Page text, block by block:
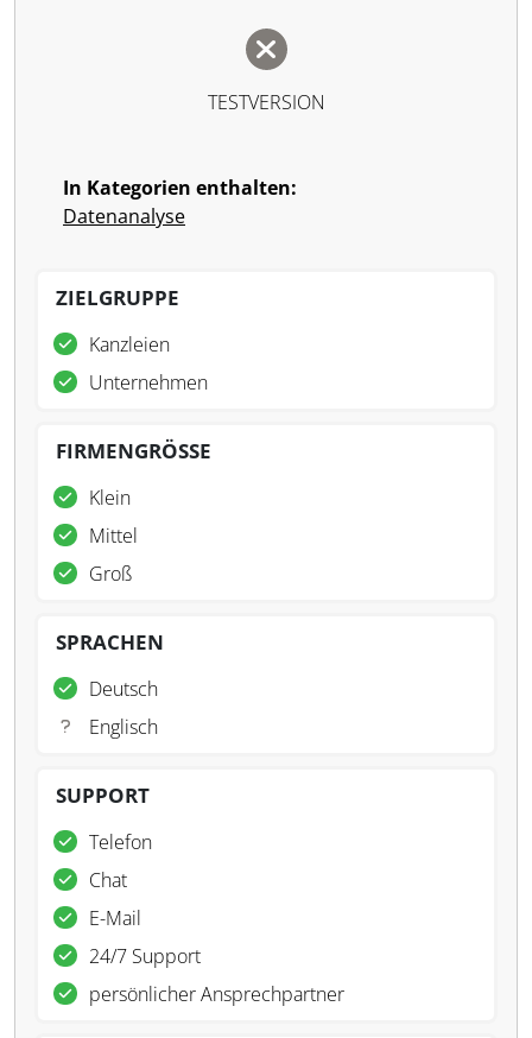
TESTVERSION
In Kategorien enthalten:
Datenanalyse
ZIELGRUPPE
Kanzleien
Unternehmen
FIRMENGRÖSSE
Klein
Mittel
Groß
SPRACHEN
Deutsch
Englisch
SUPPORT
Telefon
Chat
E-Mail
24/7 Support
persönlicher Ansprechpartner